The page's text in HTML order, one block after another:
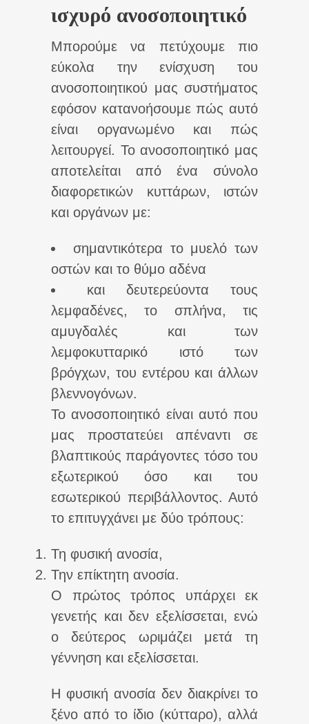
ισχυρό ανοσοποιητικό
Μπορούμε να πετύχουμε πιο
εύκολα την ενίσχυση του
ανοσοποιητικού μας συστήματος
εφόσον κατανοήσουμε πώς αυτό
είναι οργανωμένο και πώς
λειτουργεί. Το ανοσοποιητικό μας
αποτελείται από ένα σύνολο
διαφορετικών κυττάρων, ιστών
και οργάνων με:
σημαντικότερα το μυελό των
οστών και το θύμο αδένα
και δευτερεύοντα τους
λεμφαδένες, το σπλήνα, τις
αμυγδαλές και των
λεμφοκυτταρικό ιστό των
βρόγχων, του εντέρου και άλλων
βλεννογόνων.
Το ανοσοποιητικό είναι αυτό που
μας προστατεύει απέναντι σε
βλαπτικούς παράγοντες τόσο του
εξωτερικού όσο και του
εσωτερικού περιβάλλοντος. Αυτό
το επιτυγχάνει με δύο τρόπους:
Τη φυσική ανοσία,
Την επίκτητη ανοσία.
Ο πρώτος τρόπος υπάρχει εκ
γενετής και δεν εξελίσσεται, ενώ
ο δεύτερος ωριμάζει μετά τη
γέννηση και εξελίσσεται.
Η φυσική ανοσία δεν διακρίνει το
ξένο από το ίδιο (κύτταρο), αλλά